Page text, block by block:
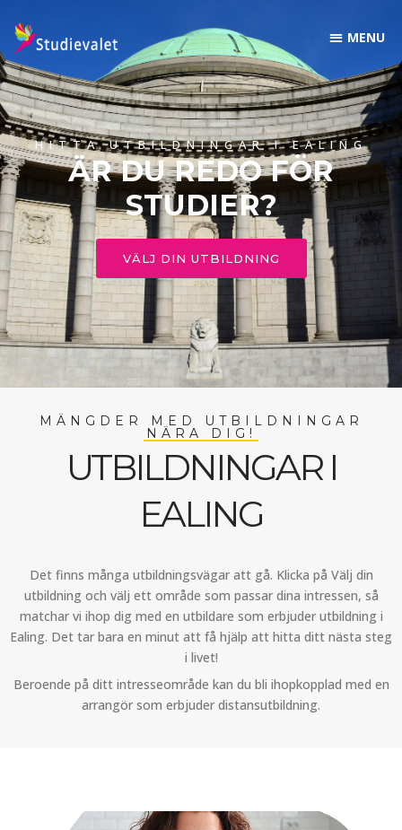
HITTA UTBILDNINGAR I EALING
ÄR DU REDO FÖR
STUDIER?
VÄLJ DIN UTBILDNING
MÄNGDER MED UTBILDNINGAR
NÄRA DIG!
UTBILDNINGAR I
EALING
Det finns många utbildningsvägar att gå. Klicka på Välj din
utbildning och välj ett område som passar dina intressen, så
matchar vi ihop dig med en utbildare som erbjuder utbildning i
Ealing. Det tar bara en minut att få hjälp att hitta ditt nästa steg
i livet!
Beroende på ditt intresseområde kan du bli ihopkopplad med en
arrangör som erbjuder distansutbildning.